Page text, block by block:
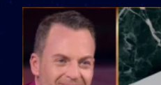
bukura në
mungojë zilja e